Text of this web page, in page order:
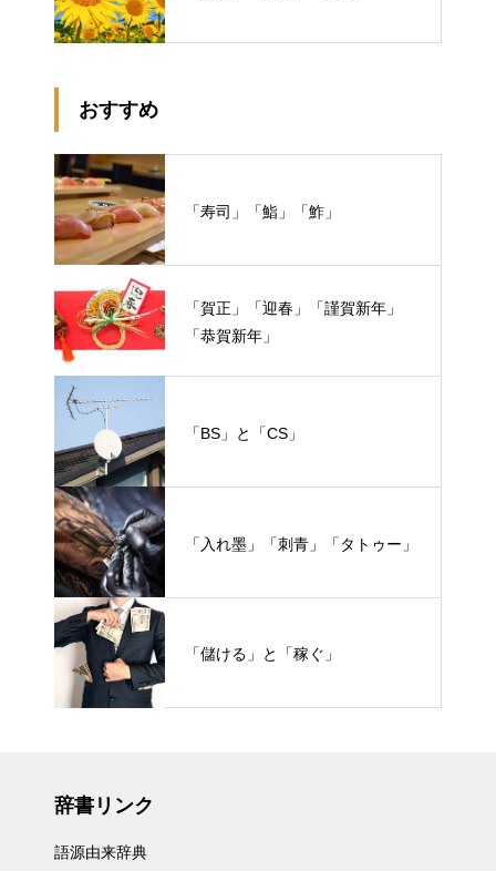
おすすめ
「寿司」「鮨」「鮓」
「賀正」「迎春」「謹賀新年」
「恭賀新年」
「BS」と「CS」
「入れ墨」「刺青」「タトゥー」
「儲ける」と「稼ぐ」
辞書リンク
語源由来辞典